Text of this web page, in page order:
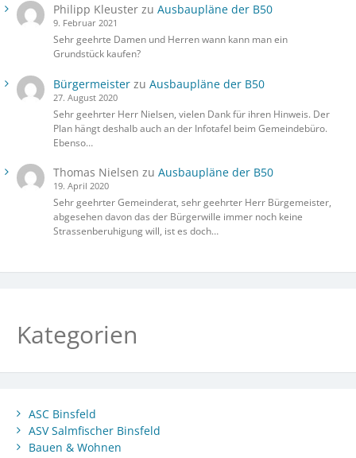
Philipp Kleusterzu Ausbaupläne der B50
9. Februar 2021
Sehr geehrte Damen und Herren wann kann man ein
Grundstück kaufen?
Bürgermeisterzu Ausbaupläne der B50
27. August 2020
Sehr geehrter Herr Nielsen, vielen Dank für ihren Hinweis. Der
Plan hängt deshalb auch an der Infotafel beim Gemeindebüro.
Ebenso…
Thomas Nielsen zu Ausbaupläne der B50
19. April 2020
Sehr geehrter Gemeinderat, sehr geehrter Herr Bürgemeister,
abgesehen davon das der Bürgerwille immer noch keine
Strassenberuhigung will, ist es doch…
Kategorien
ASC Binsfeld
ASV Salmfischer Binsfeld
Bauen & Wohnen